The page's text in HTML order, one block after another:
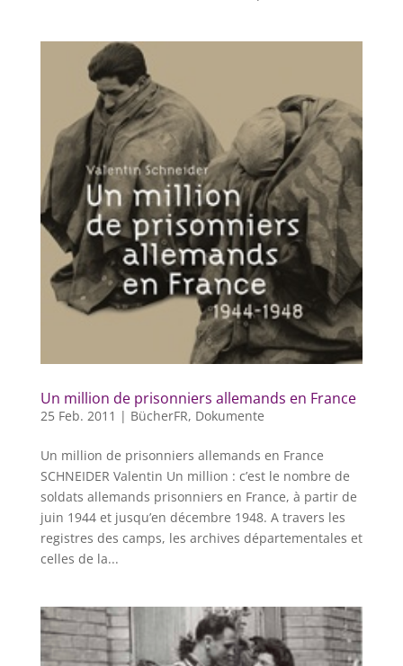
Un million de prisonniers allemands en France
25 Feb. 2011 | BücherFR, Dokumente
Un million de prisonniers allemands en France
SCHNEIDER Valentin Un million : c’est le nombre de
soldats allemands prisonniers en France, à partir de
juin 1944 et jusqu’en décembre 1948. A travers les
registres des camps, les archives départementales et
celles de la...